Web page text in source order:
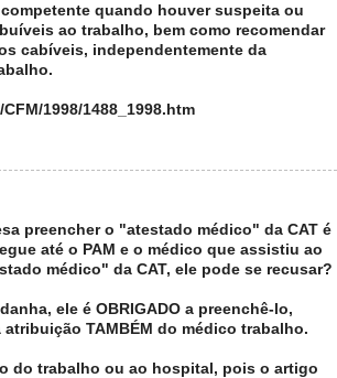
quando houver suspeita ou
ao trabalho, bem como recomendar
cabíveis, independentemente da
1998/1488_1998.htm
preencher o "atestado médico" da CAT é
até o PAM e o médico que assistiu ao
médico" da CAT, ele pode se recusar?
ele é OBRIGADO a preenchê-lo,
TAMBÉM do médico trabalho.
do trabalho ou ao hospital, pois o artigo